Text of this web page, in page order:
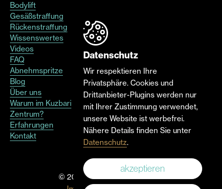
Bodylift
Gesäßstraffung
Rückenstraffung
Wissenswertes
Videos
FAQ
Abnehmspritze
Blog
Über uns
Warum im Kuzbari
Zentrum?
Erfahrungen
Kontakt
© 2026 Kuzbari Zentrum Wien
Datenschutz
Wir respektieren Ihre
Privatsphäre. Cookies und
Drittanbieter-Plugins werden nur
mit Ihrer Zustimmung verwendet,
unsere Website ist werbefrei.
Nähere Details finden Sie unter
Datenschutz.
akzeptieren